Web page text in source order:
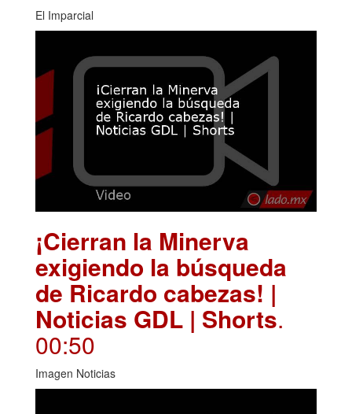
El Imparcial
¡Cierran la Minerva
exigiendo la búsqueda
de Ricardo cabezas! |
Noticias GDL | Shorts.
00:50
Imagen Noticias